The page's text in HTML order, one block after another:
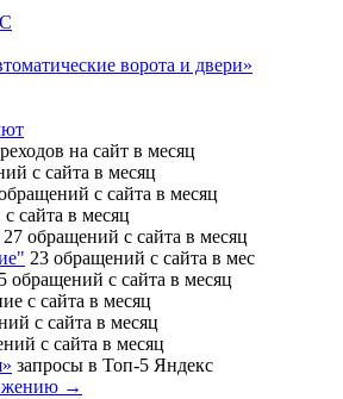
ворота и двери»
на сайт в месяц
с сайта в месяц
с сайта в месяц
сайта в месяц
27 обращений с сайта в месяц
23 обращений с сайта в мес
обращений с сайта в месяц
с сайта в месяц
с сайта в месяц
с сайта в месяц
запросы в Топ-5 Яндекс
→